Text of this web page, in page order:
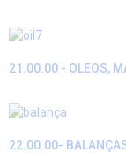
21.00.00 - OLEOS,
22.00.00-